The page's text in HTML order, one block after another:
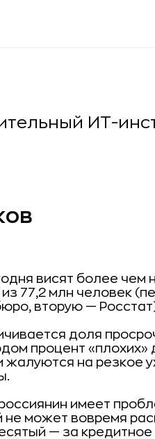
ИТ-
висят более чем
77,2 млн человек
вторую —
доля
процент «плохих»
жалуются на резкое
имеет
может вовремя
— за